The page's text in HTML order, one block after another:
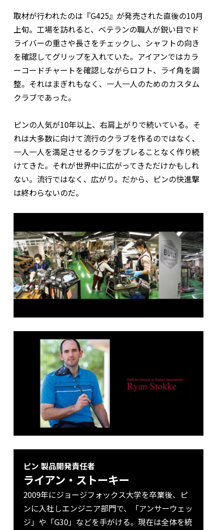
取材が行われたのは『G425』が発売された直後の10月
上旬。工場を訪れると、ベテランの職人が鋭い目でド
ライバーの重さや長さをチェックし、シャフトの向き
を確認してグリップを入れていた。アイアンではカラ
ーコードチャートを確認しながらロフト、ライ角を調
整。それはまぎれもなく、一人一人のためのカスタム
クラブであった。
ピンの人気が10年以上、右肩上がりで続いている。そ
れは大多数に向けて流行のクラブを作るのではなく、
一人一人を満足させるクラブをブレることなく作り続
けてきた。それが世界中に広がってきただけかもしれ
ない。流行ではなく、広がり。だから、ピンの快進撃
は終わらないのだ。
ピン 製品開発責任者
ライアン・ストーキー
2009年にジョージフォックス大学を卒業後、ピ
ンに入社しエンジニア部門で、「アンサーウェッ
ジ」や「G30」などを手がける。現在は全体を統